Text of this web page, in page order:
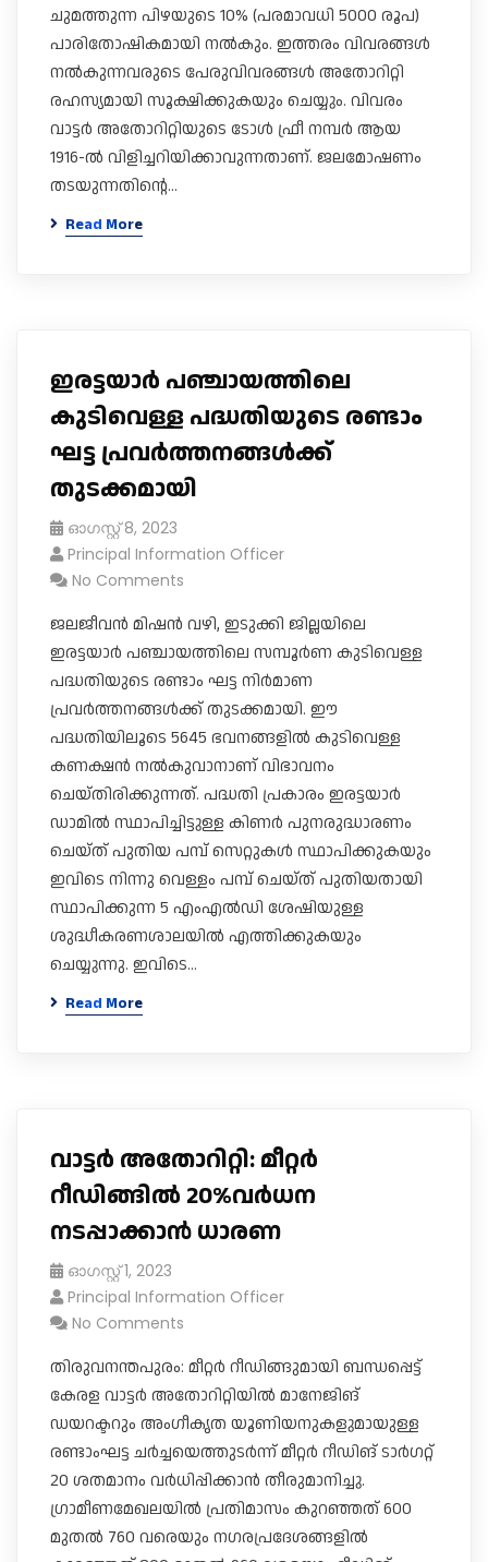
ചുമത്തുന്ന പിഴയുടെ 10% (പരമാവധി 5000 രൂപ)
പാരിതോഷികമായി നല്‍കും. ഇത്തരം വിവരങ്ങള്‍
നല്‍കുന്നവരുടെ പേരുവിവരങ്ങള്‍ അതോറിറ്റി
രഹസ്യമായി സൂക്ഷിക്കുകയും ചെയ്യും. വിവരം
വാട്ടര്‍ അതോറിറ്റിയുടെ ടോള്‍ ഫ്രീ നമ്പര്‍ ആയ
1916-ല്‍ വിളിച്ചറിയിക്കാവുന്നതാണ്‌. ജലമോഷണം
തടയുന്നതിന്റെ…
Read More
ഇരട്ടയാർ പഞ്ചായത്തിലെ
കുടിവെള്ള പദ്ധതിയുടെ രണ്ടാം
ഘട്ട പ്രവർത്തനങ്ങൾക്ക്
തുടക്കമായി
ഓഗസ്റ്റ്‌ 8, 2023
Principal Information Officer
No Comments
ജലജീവൻ മിഷൻ വഴി, ഇടുക്കി ജില്ലയിലെ
ഇരട്ടയാർ പഞ്ചായത്തിലെ സമ്പൂർണ കുടിവെള്ള
പദ്ധതിയുടെ രണ്ടാം ഘട്ട നിർമാണ
പ്രവർത്തനങ്ങൾക്ക് തുടക്കമായി. ഈ
പദ്ധതിയിലൂടെ 5645 ഭവനങ്ങളിൽ കുടിവെള്ള
കണക്ഷൻ നൽകുവാനാണ്‌ വിഭാവനം
ചെയ്തിരിക്കുന്നത്. പദ്ധതി പ്രകാരം ഇരട്ടയാർ
ഡാമിൽ സ്ഥാപിച്ചിട്ടുള്ള കിണർ പുനരുദ്ധാരണം
ചെയ്ത് പുതിയ പമ്പ് സെറ്റുകൾ സ്ഥാപിക്കുകയും
ഇവിടെ നിന്നു വെള്ളം പമ്പ് ചെയ്ത് പുതിയതായി
സ്ഥാപിക്കുന്ന 5 എംഎൽഡി ശേഷിയുള്ള
ശുദ്ധീകരണശാലയിൽ എത്തിക്കുകയും
ചെയ്യുന്നു. ഇവിടെ…
Read More
വാട്ടർ അതോറിറ്റി: മീറ്റർ
റീഡിങ്ങിൽ 20%വർധന
നടപ്പാക്കാൻ ധാരണ
ഓഗസ്റ്റ്‌ 1, 2023
Principal Information Officer
No Comments
തിരുവനന്തപുരം: മീറ്റർ റീഡിങ്ങുമായി ബന്ധപ്പെട്ട്
കേരള വാട്ടർ അതോറിറ്റിയിൽ മാനേജിങ്
ഡയറക്ടറും അം​ഗീകൃത യൂണിയനുകളുമായുള്ള
രണ്ടാംഘട്ട ചർച്ചയെത്തുടർന്ന് മീറ്റർ റീഡിങ് ടാർ​ഗറ്റ്
20 ശതമാനം വർധിപ്പിക്കാൻ തീരുമാനിച്ചു. ​
ഗ്രാമീണമേഖലയിൽ പ്രതിമാസം കുറഞ്ഞത് 600
മുതൽ 760 ​വരെയും ന​ഗരപ്രദേശങ്ങളിൽ